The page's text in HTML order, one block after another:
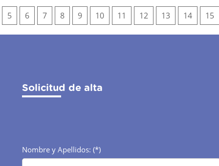
5 6 7 8 9 10 11 12 13 14 15
Solicitud de alta
Nombre y Apellidos: (*)